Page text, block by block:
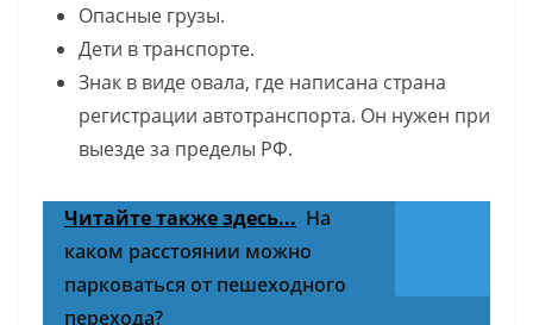
Опасные грузы.
Дети в транспорте.
Знак в виде овала, где написана страна
регистрации автотранспорта. Он нужен при
выезде за пределы РФ.
Читайте также здесь... На
каком расстоянии можно
парковаться от пешеходного
перехода?